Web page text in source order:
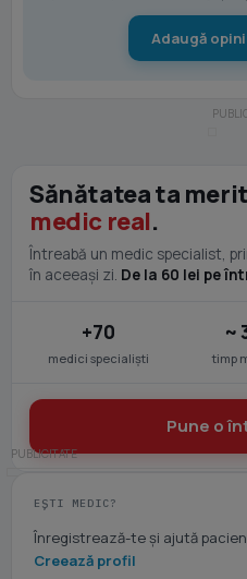
Adaugă
Sănătatea ta
medic real.
Întreabă un medic specialist,
în aceeași zi. De la 60 lei pe
+70
medici specialiști
~
timp
Pune o
EȘTI MEDIC?
Înregistrează-te și ajută
Creează profil